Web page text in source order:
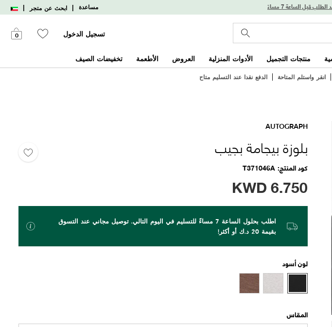
قبل الساعة 7 مساءً مساعدة | ابحث عن متجر |
تسجيل الدخول 0
منتجات التجميل الأدوات المنزلية العروض الأطعمة تخفيضات الصيف
انقر واستلم المتاحة الدفع نقدا عند التسليم متاح
AUTOGRAPH
بلوزة بيجامة بجيب
كود المنتج T371046A
KWD6.750
اطلب بحلول الساعة 7 مساءً للتسليم في اليوم التالي. توصيل مجاني عند التسوق
بقيمة 20 د.ك أو أكثر!
لونأسود
المقاس